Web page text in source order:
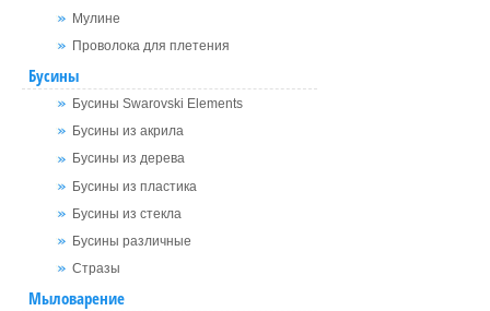
Мулине
Проволока для плетения
Бусины
Бусины Swarovski Elements
Бусины из акрила
Бусины из дерева
Бусины из пластика
Бусины из стекла
Бусины различные
Стразы
Мыловарение